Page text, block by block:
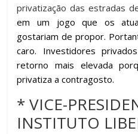
privatização das estradas
em um jogo que os
gostariam de propor.
caro. Investidores
retorno mais elevada
privatiza a contragosto.
* VICE-
INSTITUTO